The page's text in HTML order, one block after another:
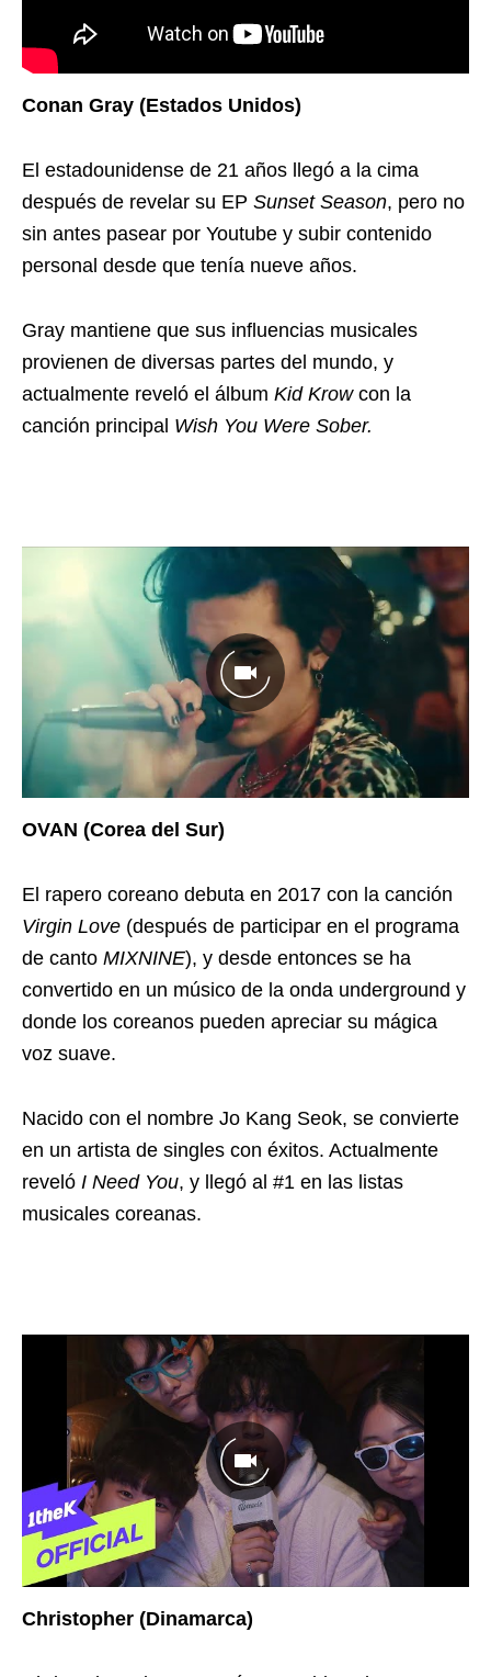
Conan Gray (Estados Unidos)
El estadounidense de 21 años llegó a la cima
después de revelar su EP Sunset Season, pero no
sin antes pasear por Youtube y subir contenido
personal desde que tenía nueve años.
Gray mantiene que sus influencias musicales
provienen de diversas partes del mundo, y
actualmente reveló el álbum Kid Krowcon la
canción principal Wish You Were Sober.
OVAN (Corea del Sur)
El rapero coreano debuta en 2017 con la canción
Virgin Love (después de participar en el programa
de canto MIXNINE), y desde entonces se ha
convertido en un músico de la onda underground y
donde los coreanos pueden apreciar su mágica
voz suave.
Nacido con el nombre Jo Kang Seok, se convierte
en un artista de singles con éxitos. Actualmente
reveló I Need You, y llegó al #1 en las listas
musicales coreanas.
Christopher (Dinamarca)